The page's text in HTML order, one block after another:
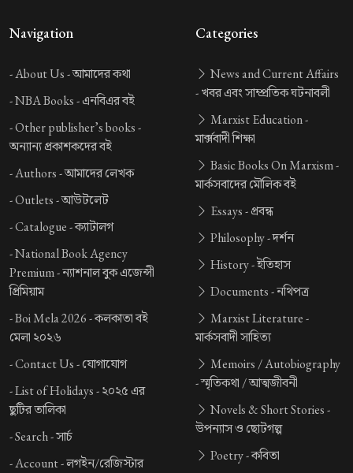
Navigation
-About Us -আমাদের কথা
-NBA Books -এনবিএর বই
-Other publisher’s books -
অন্যান্য প্রকাশকদের বই
-Authors -আমাদের লেখক
-Outlets -আউটলেট
-Catalogue -ক্যাটালগ
-National Book Agency
Premium -ন্যাশনাল বুক এজেন্সী
প্রিমিয়াম
-Boi Mela 2026 -কলকাতা বই
মেলা ২০২৬
-Contact Us -যোগাযোগ
-List of Holidays -২০২৫ এর
ছুটির তালিকা
-Search -সার্চ
-Account -লগইন/রেজিস্টার
Categories
News and Current Affairs
-খবর এবং সাম্প্রতিক ঘটনাবলী
Marxist Education -
মার্ক্সবাদী শিক্ষা
Basic Books On Marxism -
মার্কসবাদের মৌলিক বই
Essays -প্রবন্ধ
Philosophy -দর্শন
History -ইতিহাস
Documents -নথিপত্র
Marxist Literature -
মার্কসবাদী সাহিত্য
Memoirs / Autobiography
-স্মৃতিকথা / আত্মজীবনী
Novels & Short Stories -
উপন্যাস ও ছোটগল্প
Poetry -কবিতা